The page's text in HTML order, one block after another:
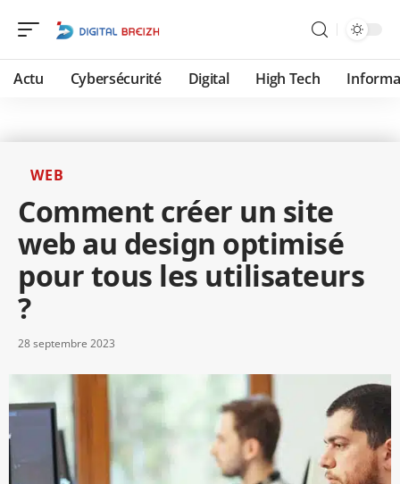
Actu Cybersécurité Digital High Tech
WEB
Comment créer un site
web au design optimisé
pour tous les utilisateurs
?
28 septembre 2023